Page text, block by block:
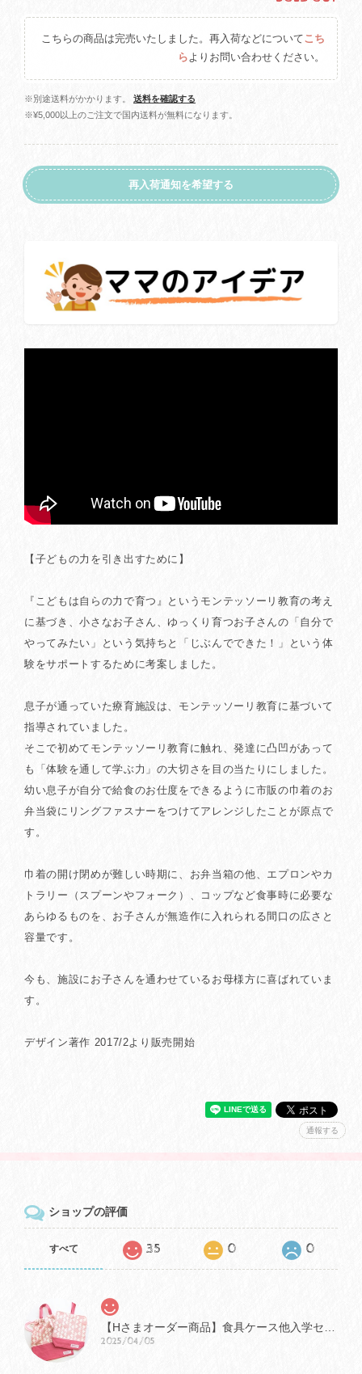
こちらの商品は完売いたしました。再入荷などについてこち
らよりお問い合わせください。
※別途送料がかかります。
送料を確認する
※¥5,000以上のご注文で国内送料が無料になります。
再入荷通知を希望する
【子どもの力を引き出すために】
『こどもは自らの力で育つ』というモンテッソーリ教育の考え
に基づき、小さなお子さん、ゆっくり育つお子さんの「自分で
やってみたい」という気持ちと「じぶんでできた！」という体
験をサポートするために考案しました。
息子が通っていた療育施設は、モンテッソーリ教育に基づいて
指導されていました。
そこで初めてモンテッソーリ教育に触れ、発達に凸凹があって
も「体験を通して学ぶ力」の大切さを目の当たりにしました。
幼い息子が自分で給食のお仕度をできるように市販の巾着のお
弁当袋にリングファスナーをつけてアレンジしたことが原点で
す。
巾着の開け閉めが難しい時期に、お弁当箱の他、エプロンやカ
トラリー（スプーンやフォーク）、コップなど食事時に必要な
あらゆるものを、お子さんが無造作に入れられる間口の広さと
容量です。
今も、施設にお子さんを通わせているお母様方に喜ばれていま
す。
デザイン著作 2017/2より販売開始
通報する
ショップの評価
すべて 35 0 0
2025/04/05